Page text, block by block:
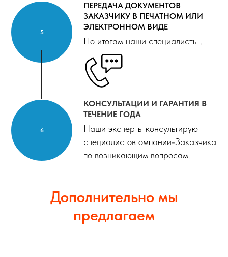
ПЕРЕДАЧА ДОКУМЕНТОВ
ЗАКАЗЧИКУ В ПЕЧАТНОМ ИЛИ
ЭЛЕКТРОННОМ ВИДЕ
По итогам наши специалисты .
КОНСУЛЬТАЦИИ И ГАРАНТИЯ В
ТЕЧЕНИЕ ГОДА
Наши эксперты консультируют
специалистов омпании-Заказчика
по возникающим вопросам.
Дополнительно мы
предлагаем